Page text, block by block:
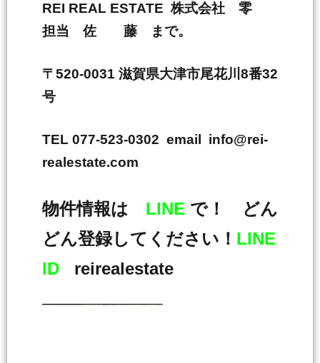
REI REAL ESTATE 株式会社 零
担当 佐 藤 まで。
〒520-0031 滋賀県大津市尾花川8番32
号
TEL 077-523-0302 email info@rei-
realestate.com
物件情報は LINE で！ どん
どん登録してください！ LINE
ID reirealestate